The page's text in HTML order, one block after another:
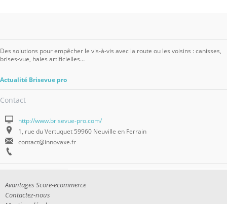
Des solutions pour empêcher le vis-à-vis avec la route ou les voisins : canisses,
brises-vue, haies artificielles…
Actualité Brisevue pro
Contact
http://www.brisevue-pro.com/
1, rue du Vertuquet 59960 Neuville en Ferrain
contact@innovaxe.fr
Avantages Score-ecommerce
Contactez-nous